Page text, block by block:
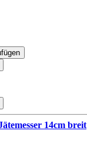
14cm breit